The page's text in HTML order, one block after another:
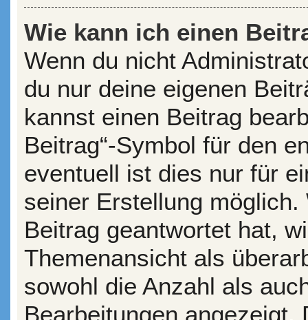
Wie kann ich einen
Wenn du nicht
du nur deine eigenen
kannst einen Beitrag
Beitrag“-Symbol für den
eventuell ist dies nur für
seiner Erstellung
Beitrag geantwortet hat,
Themenansicht als
sowohl die Anzahl als
Bearbeitungen